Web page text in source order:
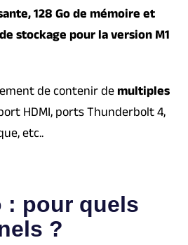
128 Go de mémoire et
de stockage pour la version M1
de contenir de multiples
HDMI, ports Thunderbolt 4,
etc..
: pour quels
?